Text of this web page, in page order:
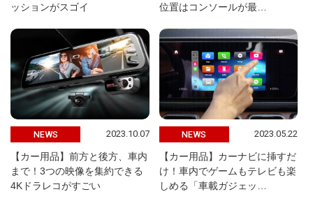
ッションがスゴイ
位置はコンソールが最…
NEWS 2023.10.07
【カー用品】前方と後方、車内
まで！3つの映像を集約できる
4Kドラレコがすごい
NEWS 2023.05.22
【カー用品】カーナビに挿すだ
け！車内でゲームもテレビも楽
しめる「車載ガジェッ…